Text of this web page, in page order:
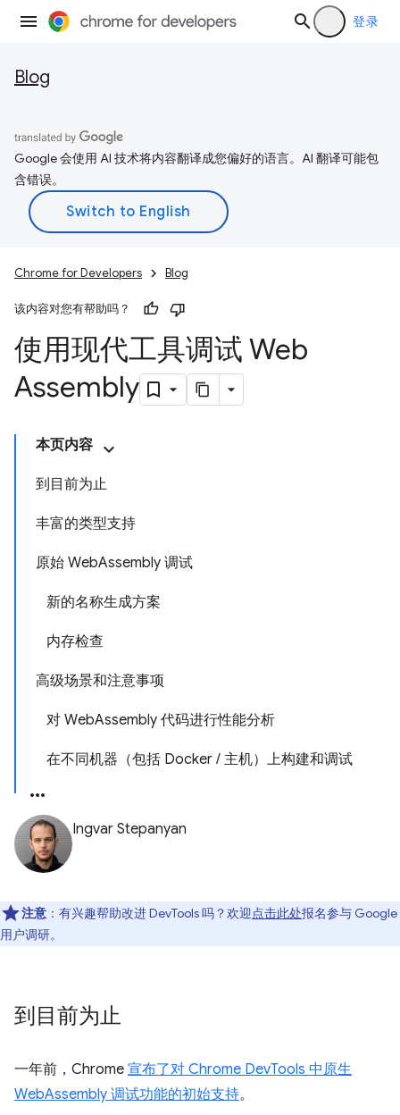
登录
Blog
Google 会使用 AI 技术将内容翻译成您偏好的语言。AI 翻译可能包
含错误。
Chrome for Developers Blog
该内容对您有帮助吗？
使用现代工具调试 Web
Assembly
本页内容
到目前为止
丰富的类型支持
原始 WebAssembly 调试
新的名称生成方案
内存检查
高级场景和注意事项
对 WebAssembly 代码进行性能分析
在不同机器（包括 Docker / 主机）上构建和调试
Ingvar Stepanyan
注意 ：有兴趣帮助改进 DevTools 吗？欢迎点击此处报名参与 Google
用户调研。
到目前为止
一年前，Chrome 宣布了对 Chrome DevTools 中原生
WebAssembly 调试功能的初始支持。